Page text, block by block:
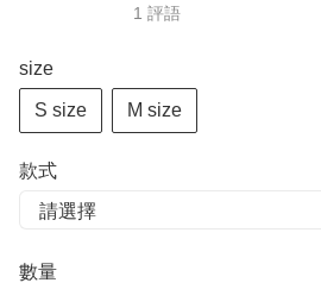
1 評語
size
S size M size
款式
數量